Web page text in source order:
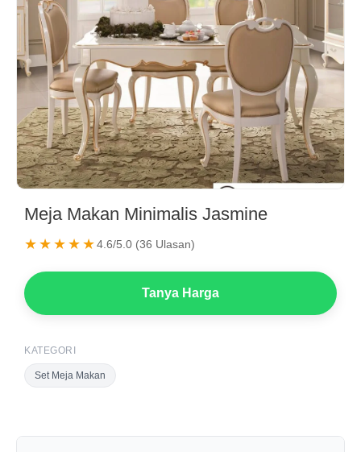
Meja Makan Minimalis Jasmine
★★★★★4.6/5.0 (36 Ulasan)
Tanya Harga
KATEGORI
Set Meja Makan